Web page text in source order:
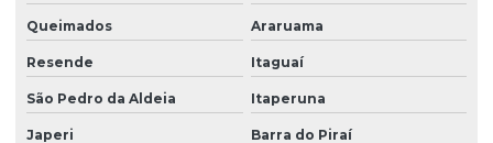
Motor 1/4 cv baixa rotação
Motor 1/4 cv monofásico
Motor 1/4 cv trifásico
Motor de 1 cv monofásico
Queimados Araruama
Resende Itaguaí
São Pedro da Aldeia Itaperuna
Japeri Barra do Piraí